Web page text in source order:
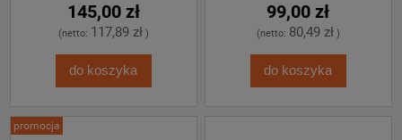
145,00 zł
(netto: 117,89 zł)
do koszyka
99,00 zł
(netto: 80,49 zł)
do koszyka
promocja